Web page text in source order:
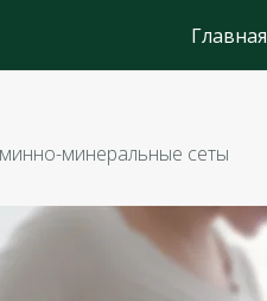
Главная
минеральные сеты